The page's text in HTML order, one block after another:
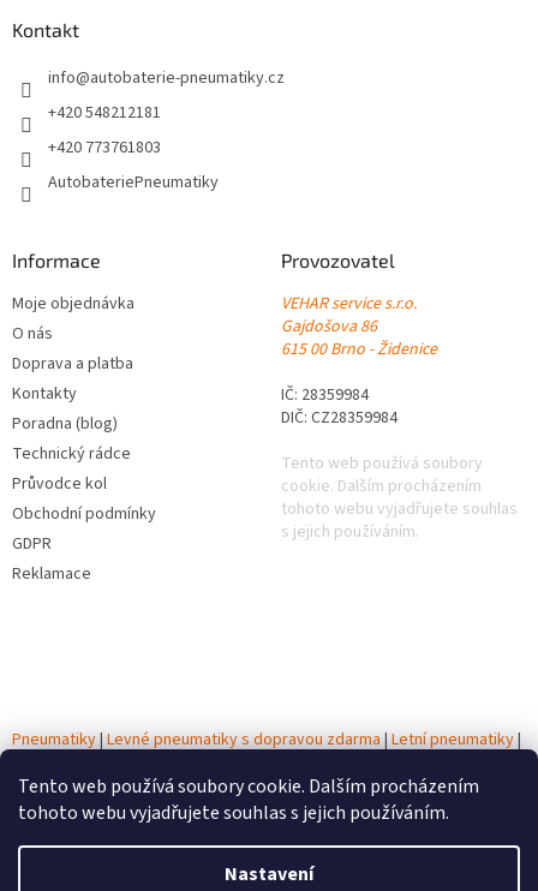
Tento web používá soubory cookie. Dalším procházením
tohoto webu vyjadřujete souhlas s jejich používáním.
Nastavení
Kontakt
info@autobaterie-pneumatiky.cz
+420 548212181
+420 773761803
AutobateriePneumatiky
Informace
Moje objednávka
O nás
Doprava a platba
Kontakty
Poradna (blog)
Technický rádce
Průvodce kol
Obchodní podmínky
GDPR
Reklamace
Provozovatel
VEHAR service s.r.o.
Gajdošova 86
615 00 Brno - Židenice
IČ: 28359984
DIČ: CZ28359984
Tento web používá soubory
cookie. Dalším procházením
tohoto webu vyjadřujete souhlas
s jejich používáním.
Pneumatiky|Levné pneumatiky s dopravou zdarma|Letní pneumatiky|
Autobaterie